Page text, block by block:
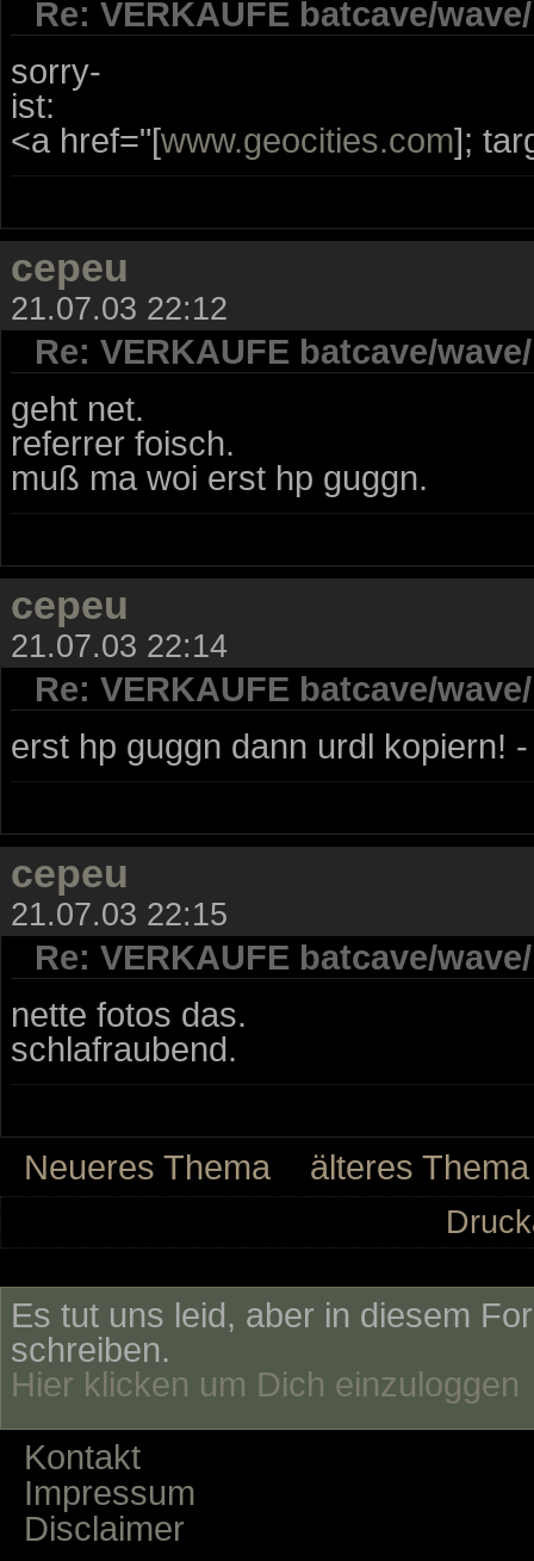
Re: VERKAUFE batcave/
sorry-
ist:
<a href="[www.geocities.com];
cepeu
21.07.03 22:12
Re: VERKAUFE batcave/
geht net.
referrer foisch.
muß ma woi erst hp guggn.
cepeu
21.07.03 22:14
Re: VERKAUFE batcave/
erst hp guggn dann urdl kopiern!
cepeu
21.07.03 22:15
Re: VERKAUFE batcave/
nette fotos das.
schlafraubend.
Neueres Thema älteres Thema
Es tut uns leid, aber in diesem
schreiben.
Hier klicken um Dich einzuloggen
Kontakt
Impressum
Disclaimer